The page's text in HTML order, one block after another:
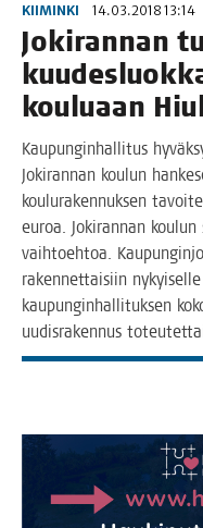
KIIMINKI 14.03.2018 13:14
Joki­ran­nan
kou­lu­aan
Kau­pun­gin­hal­li­tus
Joki­ran­nan kou­lun
kou­lu­ra­ken­nuk­sen
euroa. Joki­ran­nan
vaih­toeh­toa.
raken­net­tai­siin
kau­pun­gin­hal­li­tuk­sen
uudis­ra­ken­nus